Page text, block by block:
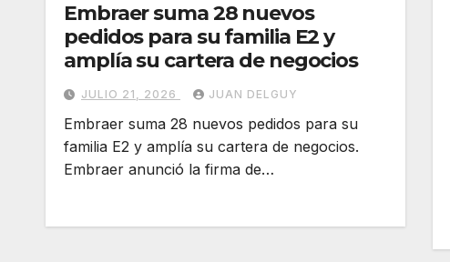
Embraer suma 28 nuevos
pedidos para su familia E2 y
amplía su cartera de negocios
JULIO 21, 2026 JUAN DELGUY
Embraer suma 28 nuevos pedidos para su
familia E2 y amplía su cartera de negocios.
Embraer anunció la firma de…